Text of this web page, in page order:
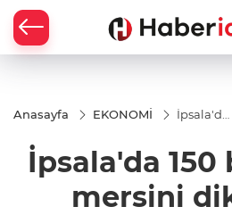
Anasayfa EKONOMİ
İpsala'da
mersini
dikilecek
İpsala'da 150
mersini